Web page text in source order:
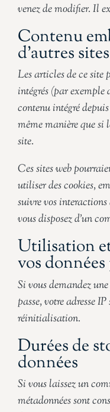
venez de modifier. Il
Contenu
d’autres sites
Les articles de ce site
intégrés (par exemple
contenu intégré
même manière que si
site.
Ces sites web
utiliser des cookies,
suivre vos interactions
vous disposez d’un
Utilisation
vos
Si vous demandez
passe, votre adresse
réinitialisation.
Durées de
données
Si vous laissez un
métadonnées sont